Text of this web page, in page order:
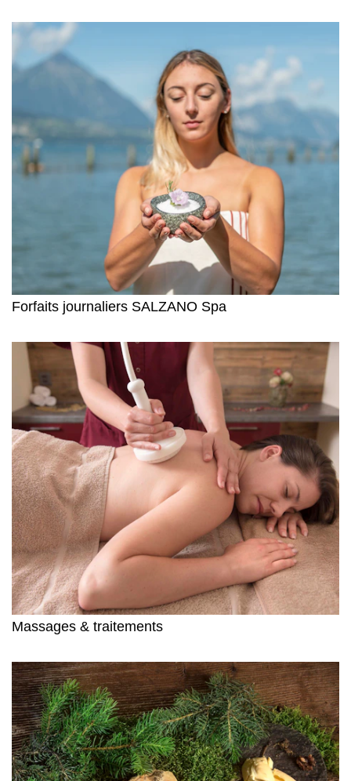
Forfaits journaliers SALZANO Spa
Massages & traitements